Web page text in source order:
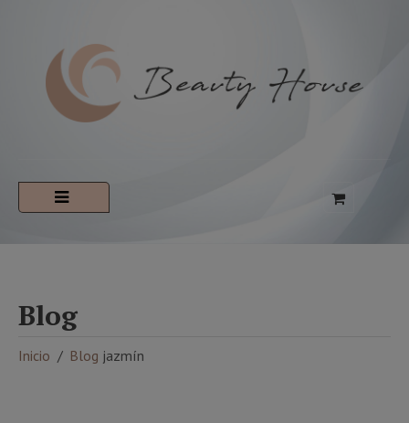
Blog
Inicio Blog jazmín